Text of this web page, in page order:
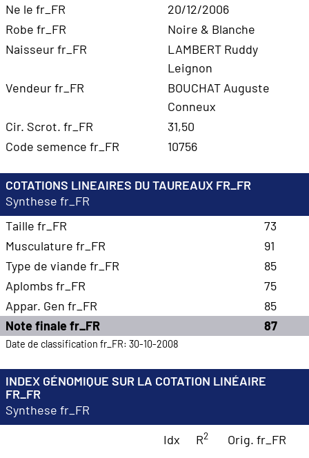
Ne le fr_FR
20/12/2006
Robe fr_FR
Noire & Blanche
Naisseur fr_FR
LAMBERT Ruddy
Leignon
Vendeur fr_FR
BOUCHAT Auguste
Conneux
Cir. Scrot. fr_FR
31,50
Code semence fr_FR
10756
COTATIONS LINEAIRES DU TAUREAUX FR_FR
Synthese fr_FR
Taille fr_FR
73
Musculature fr_FR
91
Type de viande fr_FR
85
Aplombs fr_FR
75
Appar. Gen fr_FR
85
Note finale fr_FR
87
Date de classification fr_FR: 30-10-2008
INDEX GÉNOMIQUE SUR LA COTATION LINÉAIRE
FR_FR
Synthese fr_FR
Idx
R2 Orig. fr_FR